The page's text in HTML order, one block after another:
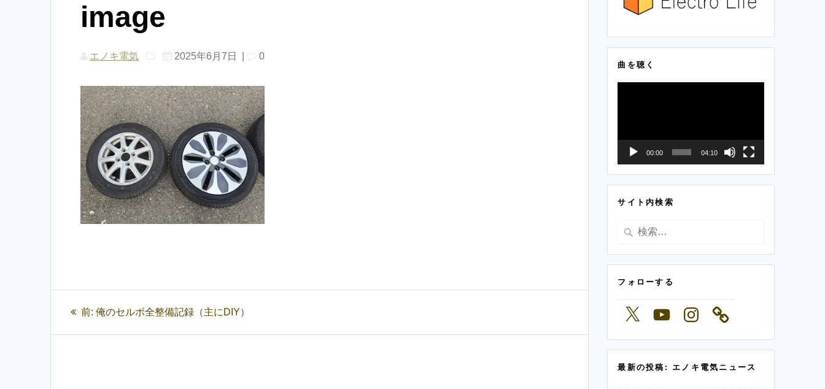
image
エノキ電気 2025年6月7日 | 0
投
稿
前:過
俺のセルボ全整備記録（主にDIY）
曲を聴く
ー
00:00 04:10
サイト内検索
検
フォローする
X YouTubeInstagram
最新の投稿: エノキ電気ニュース